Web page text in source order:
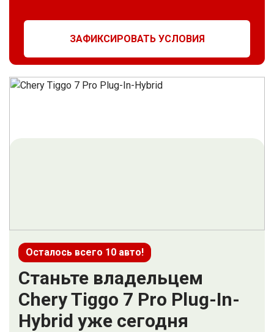
ЗАФИКСИРОВАТЬ УСЛОВИЯ
Осталось всего 10 авто!
Станьте владельцем
Chery Tiggo 7 Pro Plug-In-
Hybrid уже сегодня